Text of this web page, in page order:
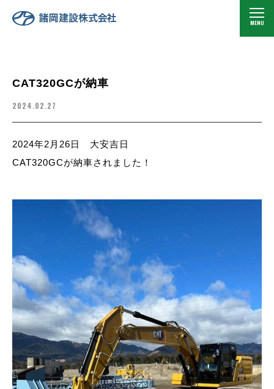
CAT320GCが納車
2024.02.27
2024年2月26日 大安吉日
CAT320GCが納車されました！